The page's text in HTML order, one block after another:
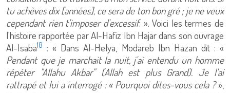
tu achèves dix [années], ce sera de ton bon gré ; je ne veux
cependant rien t'imposer d'excessif. ». Voici les termes de
l'histoire rapportée par Al-Hafiz Ibn Hajar dans son ouvrage
Al-Isaba18 : « Dans Al-Helya, Modareb Ibn Hazan dit : «
Pendant que je marchait la nuit, j'ai entendu un homme
répéter "Allahu Akbar" (Allah est plus Grand). Je l'ai
rattrapé et lui a interrogé : « Pourquoi dites-vous cela ?»,